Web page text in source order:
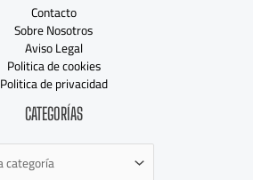
Contacto
Sobre Nosotros
Aviso Legal
Politica de cookies
Politica de privacidad
CATEGORÍAS